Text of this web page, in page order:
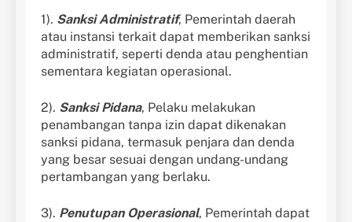
1). Sanksi Administratif, Pemerintah daerah
atau instansi terkait dapat memberikan sanksi
administratif, seperti denda atau penghentian
sementara kegiatan operasional.
2). Sanksi Pidana, Pelaku melakukan
penambangan tanpa izin dapat dikenakan
sanksi pidana, termasuk penjara dan denda
yang besar sesuai dengan undang-undang
pertambangan yang berlaku.
3). Penutupan Operasional, Pemerintah dapat